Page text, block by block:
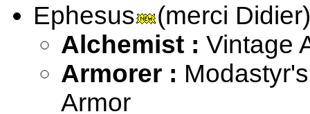
Ephesus
(merci Didier)
Alchemist : Vintage
Armorer :
Armor